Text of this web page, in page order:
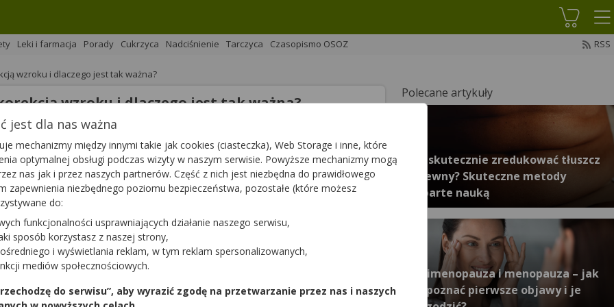
Koszyk
Leki i farmacja Porady Cukrzyca Nadciśnienie Tarczyca Czasopismo OSOZ RSS
wzroku i dlaczego jest tak ważna?
wzroku i dlaczego jest tak ważna?
lub całkowicie wyeliminować konieczność noszenia
nowoczesne lasery, które precyzyjnie zmieniają kształt rogówki lub
soczewką sztuczną. Choć sama procedura jest dziś wyjątkowo
procesu jest właściwa diagnostyka przedzabiegowa. To etap, który
Podziel sięna FacebookUdostępnijna X
magister farmacji Bartłomiej Łuczyński
Polecane artykuły
Jak skutecznie zredukować tłuszcz
trzewny? Skuteczne metody
poparte nauką
Perimenopauza i menopauza – jak
rozpoznać pierwsze objawy i je
jest dla nas ważna
mechanizmy między innymi takie jak cookies (ciasteczka), Web Storage i inne, które
optymalnej obsługi podczas wizyty w naszym serwisie. Powyższe mechanizmy mogą
nas jak i przez naszych partnerów. Część z nich jest niezbędna do prawidłowego
zapewnienia niezbędnego poziomu bezpieczeństwa, pozostałe (które możesz
do:
funkcjonalności usprawniających działanie naszego serwisu,
sposób korzystasz z naszej strony,
i wyświetlania reklam, w tym reklam spersonalizowanych,
mediów społecznościowych.
do serwisu”, aby wyrazić zgodę na przetwarzanie przez nas i naszych